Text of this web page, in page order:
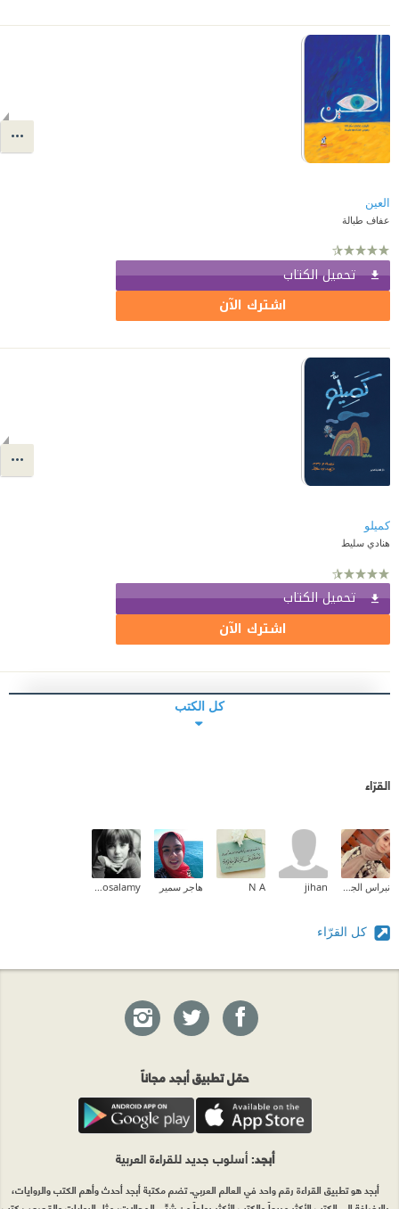
العين
عفاف طبالة
تحميل الكتاب
اشترك الآن
هنادي سليط
تحميل الكتاب
اشترك الآن
كل الكتب
القرّاء
jihan
N A هاجر سمير
كل القرّاء
حمّل تطبيق أبجد مجاناً
أبجد: أسلوب جديد للقراءة العربية
أبجد هو تطبيق القراءة رقم واحد في العالم العربي. تضم مكتبة أبجد أحدث وأهم الكتب والروايات،